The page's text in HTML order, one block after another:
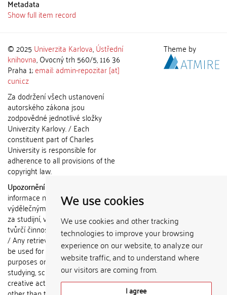
We use cookies
We use cookies and other tracking
technologies to improve your browsing
experience on our website, to analyze our
website traffic, and to understand where
our visitors are coming from.
I agree
Metadata
Show full item record
© 2025 Univerzita Karlova,Ústřední
knihovna, Ovocný trh 560/5, 116 36
Praha 1;email: admin-repozitar [at]
cuni.cz
Za dodržení všech ustanovení
autorského zákona jsou
zodpovědné jednotlivé složky
Univerzity Karlovy. / Each
constituent part of Charles
University is responsible for
adherence to all provisions of the
copyright law.
Upozornění / Notice:
informace nemohou být použity k
výdělečným účelům nebo vydávány
za studijní, vědeckou nebo jinou
tvůrčí činnost jiné osoby než autora.
/ Any retrieved information shall not
be used for any commercial
purposes or claimed as results of
studying, scientific or any other
creative activities of any person
Theme by